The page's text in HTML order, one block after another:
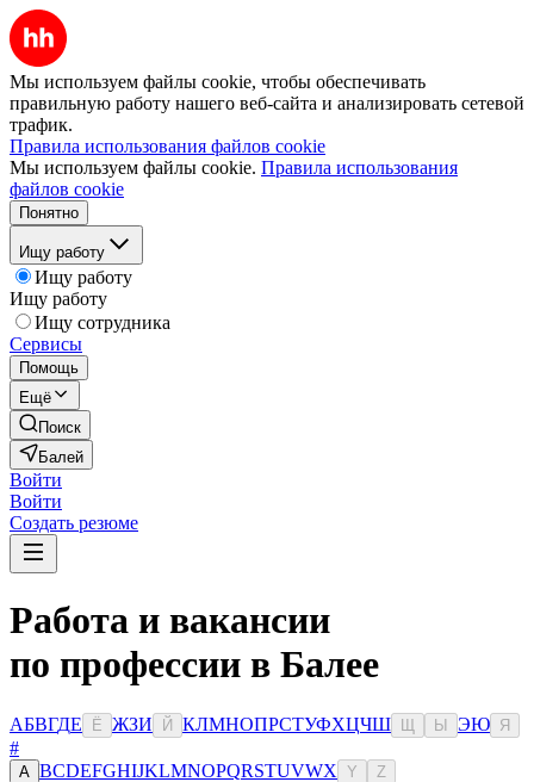
Мы используем файлы cookie, чтобы обеспечивать
правильную работу нашего веб-сайта и анализировать сетевой
трафик.
Правила использования файлов cookie
Мы используем файлы cookie. Правила использования
файлов cookie
Понятно
Ищу работу
Ищу работу
Ищу работу
Ищу сотрудника
Сервисы
Помощь
Ещё
Поиск
Балей
Войти
Войти
Создать резюме
Работа и вакансии
по профессии в Балее
АБВГДЕ Ё ЖЗИ Й КЛМНОПРСТУФХЦЧШ Ы ЭЮ Я
#
A BCDEFGHIJKLMNOPQRSTUVWX Y Z